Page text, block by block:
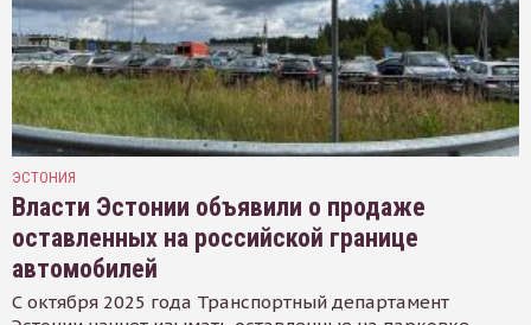
ЭСТОНИЯ
Власти Эстонии объявили о продаже
оставленных на российской границе
автомобилей
С октября 2025 года Транспортный департамент